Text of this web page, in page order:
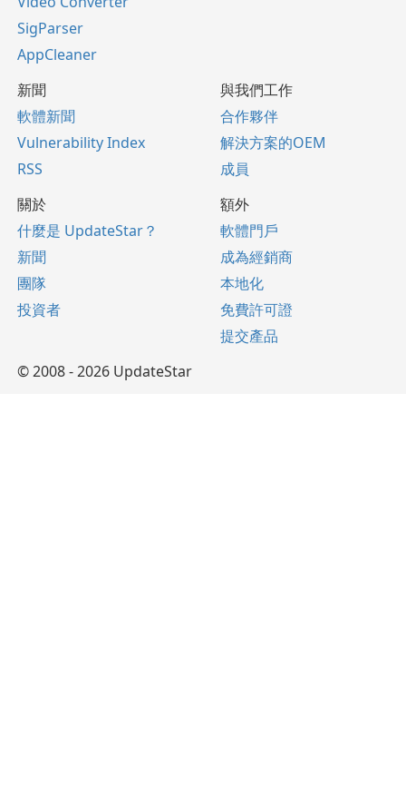
SigParser
AppCleaner
新聞
軟體新聞
Vulnerability Index
RSS
與我們工作
合作夥伴
解決方案的OEM
成員
關於
什麼是 UpdateStar？
新聞
團隊
投資者
額外
軟體門戶
成為經銷商
本地化
免費許可證
提交產品
© 2008 - 2026 UpdateStar